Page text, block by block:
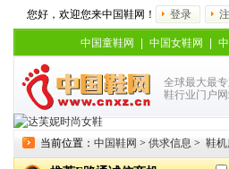
您好，欢迎您来中国鞋网！ 登录
中国童鞋网 中国女鞋网
全球最大最
鞋行业门户
当前位置： 中国鞋网 > 供求信息 > 鞋